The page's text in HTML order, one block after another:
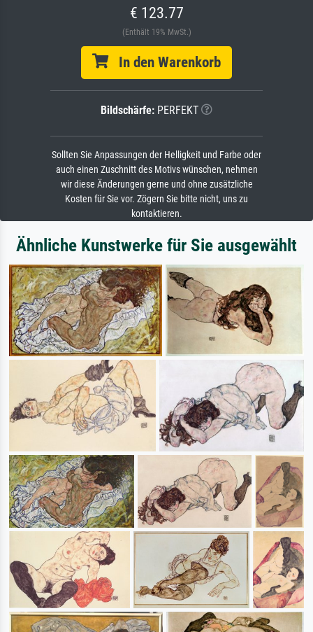
€ 123.77
(Enthält 19% MwSt.)
In den Warenkorb
Bildschärfe: PERFEKT
Sollten Sie Anpassungen der Helligkeit und Farbe oder
auch einen Zuschnitt des Motivs wünschen, nehmen
wir diese Änderungen gerne und ohne zusätzliche
Kosten für Sie vor. Zögern Sie bitte nicht, uns zu
kontaktieren.
Ähnliche Kunstwerke für Sie ausgewählt